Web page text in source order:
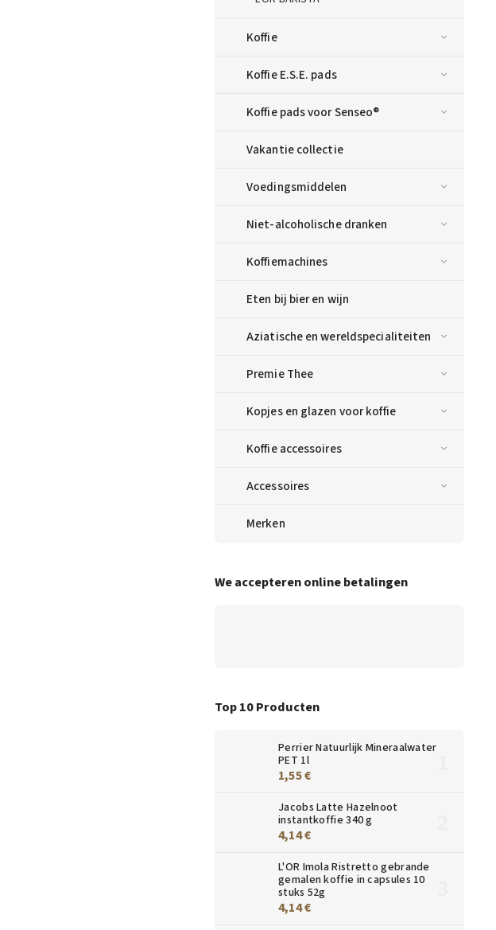
Koffie
Koffie E.S.E. pads
Koffie pads voor Senseo®
Vakantie collectie
Voedingsmiddelen
Niet-alcoholische dranken
Koffiemachines
Eten bij bier en wijn
Aziatische en wereldspecialiteiten
Premie Thee
Kopjes en glazen voor koffie
Koffie accessoires
Accessoires
Merken
We accepteren online betalingen
Top 10 Producten
Perrier Natuurlijk Mineraalwater
PET 1l
1,55 €
Jacobs Latte Hazelnoot
instantkoffie 340 g
4,14 €
L'OR Imola Ristretto gebrande
gemalen koffie in capsules 10
stuks 52g
4,14 €